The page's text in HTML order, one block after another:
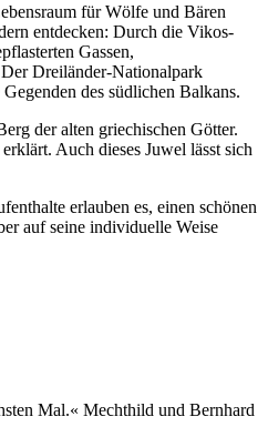
für Wölfe und Bären
entdecken: Durch die Vikos-
Gassen,
Dreiländer-Nationalpark
des südlichen Balkans.
der alten griechischen Götter.
Auch dieses Juwel lässt sich
erlauben es, einen schönen
auf seine individuelle Weise
Mal.« Mechthild und Bernhard